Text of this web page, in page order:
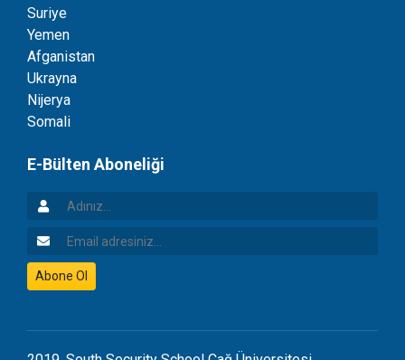
Suriye
Yemen
Afganistan
Ukrayna
Nijerya
Somali
E-Bülten Aboneliği
Adınız
Email Adresiniz
Abone Ol